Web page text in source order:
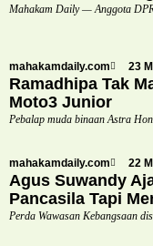
Mahakam Daily — Anggota
mahakamdaily.com 23
Ramadhipa Tak
Moto3 Junior
Pebalap muda binaan Astra
mahakamdaily.com 22
Agus Suwandy
Pancasila Tapi
Perda Wawasan Kebangsaan